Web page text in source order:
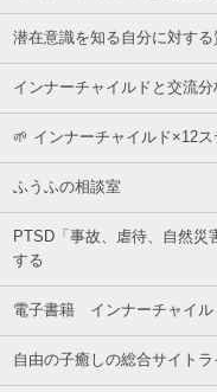
潜在意識を知る自分に対する
インナーチャイルドと交流
🌱 インナーチャイルド×12
ふうふの相談室
PTSD「事故、虐待、自然
する
電子書籍 インナーチャイ
自由の子癒しの総合サイト